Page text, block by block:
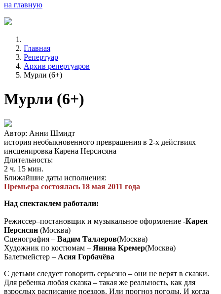
на главную
Главная
Репертуар
Архив репертуаров
Мурли (6+)
Мурли (6+)
Автор: Анни Шмидт
история необыкновенного превращения в 2-х действиях
инсценировка Карена Нерсисяна
Длительность:
2 ч. 15 мин.
Ближайшие даты исполнения:
Премьера состоялась 18 мая 2011 года
Над спектаклем работали:
Режиссер–постановщик и музыкальное оформление -Карен
Нерсисян (Москва)
Сценография – Вадим Таллеров(Москва)
Художник по костюмам – Янина Кремер(Москва)
Балетмейстер – Асия Горбачёва
С детьми следует говорить серьезно – они не верят в сказки.
Для ребенка любая сказка – такая же реальность, как для
взрослых расписание поездов. Или прогноз погоды. И когда